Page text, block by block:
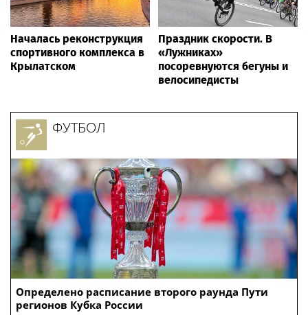
Началась реконструкция
спортивного комплекса в
Крылатском
Праздник скорости. В
«Лужниках»
посоревнуются бегуны и
велосипедисты
Определено расписание второго раунда Пути
регионов Кубка России
ФУТБОЛ